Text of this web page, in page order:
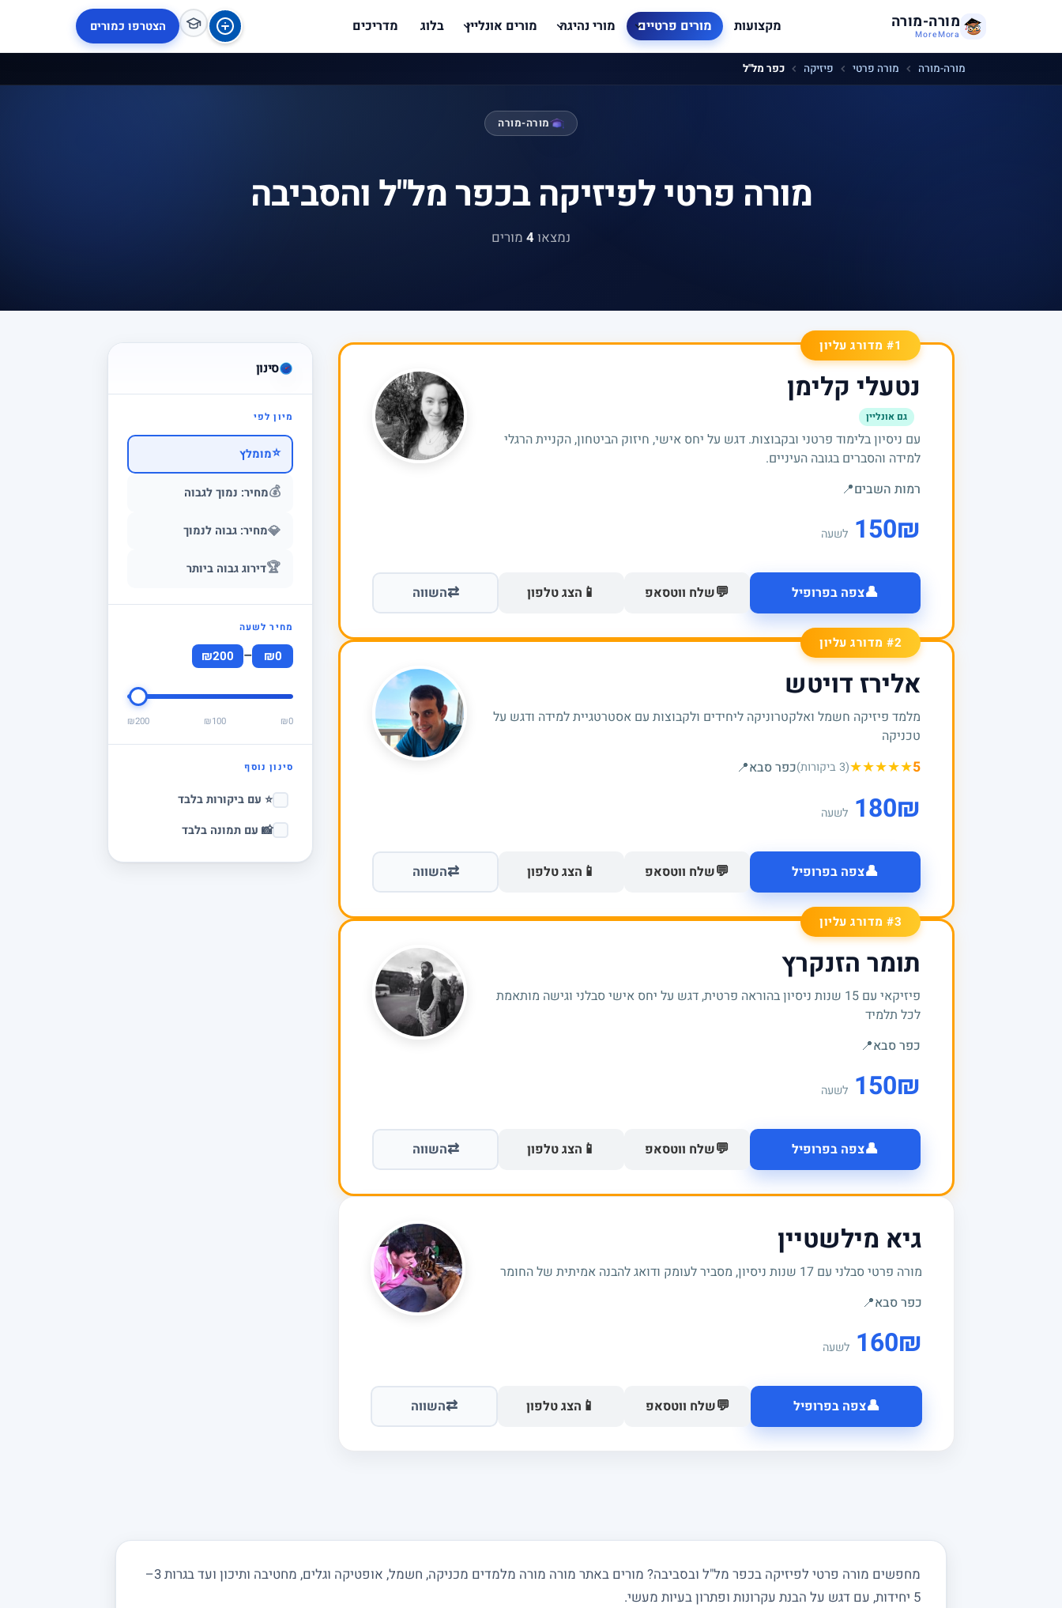
מורה-מורה
MoreMora מקצועות מורים פרטיים מורי נהיגה מורים אונליין בלוג מדריכים הצטרפו כמורים
מורה-מורה מורה פרטי פיזיקה כפר מל"ל
מורה-מורה
מורה פרטי לפיזיקה בכפר מל"ל והסביבה
נמצאו 4 מורים
סינון
מיון לפי
⭐מומלץ
💰מחיר: נמוך לגבוה
💎מחיר: גבוה לנמוך
🏆דירוג גבוה ביותר
מחיר לשעה
₪0
–
₪200
₪0
₪100
₪200
סינון נוסף
⭐ עם ביקורות בלבד
📸 עם תמונה בלבד
#1 מדורג עליון
נטעלי קלימן
גם אונליין
עם ניסיון בלימוד פרטני ובקבוצות. דגש על יחס אישי, חיזוק הביטחון, הקניית הרגלי
למידה והסברים בגובה העיניים.
רמות השבים📍
₪
150 לשעה
👤צפה בפרופיל 💬שלח ווטסאפ 📱 הצג טלפון ⇄השווה
#2 מדורג עליון
אלירז דויטש
מלמד פיזיקה חשמל ואלקטרוניקה ליחידים ולקבוצות עם אסטרטגיית למידה ודגש על
טכניקה
(3 ביקורות)★★★★★5 כפר סבא📍
₪
180 לשעה
👤צפה בפרופיל 💬שלח ווטסאפ 📱 הצג טלפון ⇄השווה
#3 מדורג עליון
תומר הזנקרץ
פיזיקאי עם 15 שנות ניסיון בהוראה פרטית, דגש על יחס אישי סבלני וגישה מותאמת
לכל תלמיד
כפר סבא📍
₪
150 לשעה
👤צפה בפרופיל 💬שלח ווטסאפ 📱 הצג טלפון ⇄השווה
גיא מילשטיין
מורה פרטי סבלני עם 17 שנות ניסיון, מסביר לעומק ודואג להבנה אמיתית של החומר
כפר סבא📍
₪
160 לשעה
👤צפה בפרופיל 💬שלח ווטסאפ 📱 הצג טלפון ⇄השווה
מחפשים מורה פרטי לפיזיקה בכפר מל"ל ובסביבה? מורים באתר מורה מורה מלמדים מכניקה, חשמל, אופטיקה וגלים, מחטיבה ותיכון ועד בגרות 3–
5 יחידות, עם דגש על הבנת עקרונות ופתרון בעיות מעשי.